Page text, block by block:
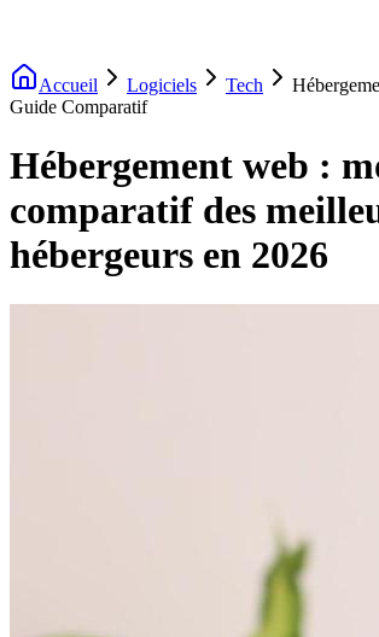
Accueil Logiciels Tech
Guide Comparatif
Hébergement web :
comparatif des
hébergeurs en 2026